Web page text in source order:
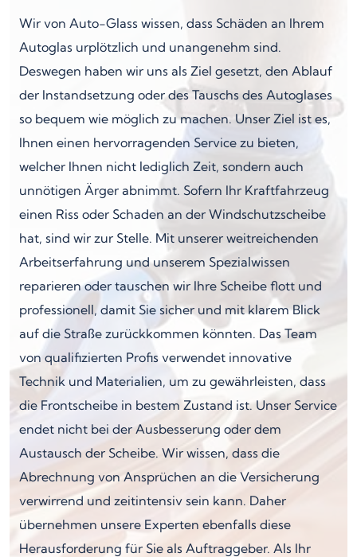
Wir von Auto-Glass wissen, dass Schäden an Ihrem
Autoglas urplötzlich und unangenehm sind.
Deswegen haben wir uns als Ziel gesetzt, den Ablauf
der Instandsetzung oder des Tauschs des Autoglases
so bequem wie möglich zu machen. Unser Ziel ist es,
Ihnen einen hervorragenden Service zu bieten,
welcher Ihnen nicht lediglich Zeit, sondern auch
unnötigen Ärger abnimmt. Sofern Ihr Kraftfahrzeug
einen Riss oder Schaden an der Windschutzscheibe
hat, sind wir zur Stelle. Mit unserer weitreichenden
Arbeitserfahrung und unserem Spezialwissen
reparieren oder tauschen wir Ihre Scheibe flott und
professionell, damit Sie sicher und mit klarem Blick
auf die Straße zurückkommen könnten. Das Team
von qualifizierten Profis verwendet innovative
Technik und Materialien, um zu gewährleisten, dass
die Frontscheibe in bestem Zustand ist. Unser Service
endet nicht bei der Ausbesserung oder dem
Austausch der Scheibe. Wir wissen, dass die
Abrechnung von Ansprüchen an die Versicherung
verwirrend und zeitintensiv sein kann. Daher
übernehmen unsere Experten ebenfalls diese
Herausforderung für Sie als Auftraggeber. Als Ihr